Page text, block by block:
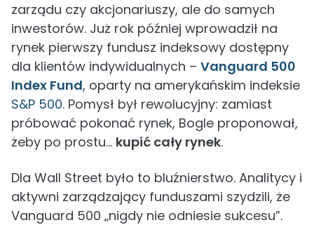
zarządu czy akcjonariuszy, ale do samych
inwestorów. Już rok później wprowadził na
rynek pierwszy fundusz indeksowy dostępny
dla klientów indywidualnych – Vanguard 500
Index Fund, oparty na amerykańskim indeksie
S&P 500. Pomysł był rewolucyjny: zamiast
próbować pokonać rynek, Bogle proponował,
żeby po prostu… kupić cały rynek.
Dla Wall Street było to bluźnierstwo. Analitycy i
aktywni zarządzający funduszami szydzili, że
Vanguard 500 „nigdy nie odniesie sukcesu”.